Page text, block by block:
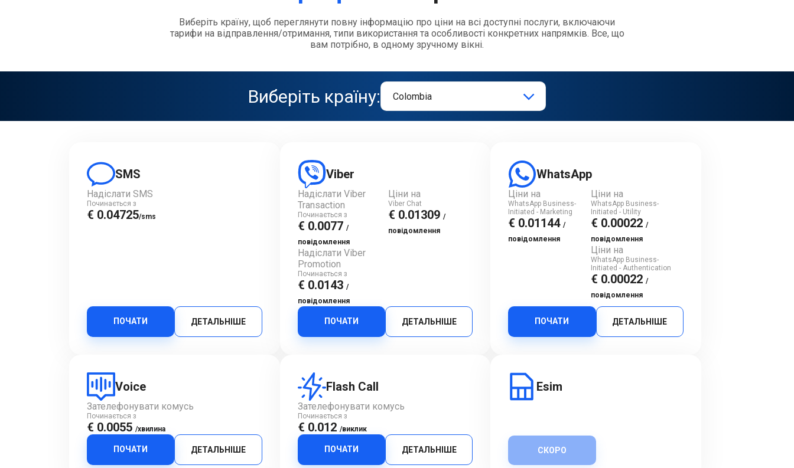
Виберіть країну, щоб переглянути повну інформацію про ціни на всі доступні послуги, включаючи
тарифи на відправлення/отримання, типи використання та особливості конкретних напрямків. Все, що
вам потрібно, в одному зручному вікні.
Виберіть країну:
SMS
Надіслати SMS
Починається з
€ 0.04725/sms
ПОЧАТИ ДЕТАЛЬНІШЕ
Viber
Надіслати Viber
Transaction
Починається з
€ 0.0077 /
повідомлення
Надіслати Viber
Promotion
Починається з
€ 0.0143 /
повідомлення
Ціни на
Viber Chat
€ 0.01309/
повідомлення
ПОЧАТИ ДЕТАЛЬНІШЕ
WhatsApp
Ціни на
WhatsApp Business-
Initiated - Marketing
€ 0.01144/
повідомлення
Ціни на
WhatsApp Business-
Initiated - Utility
€ 0.00022/
повідомлення
Ціни на
WhatsApp Business-
Initiated - Authentication
€ 0.00022/
повідомлення
ПОЧАТИ ДЕТАЛЬНІШЕ
Voice
Зателефонувати комусь
Починається з
€ 0.0055 /хвилина
ПОЧАТИ ДЕТАЛЬНІШЕ
Flash Call
Зателефонувати комусь
Починається з
€ 0.012 /виклик
ПОЧАТИ ДЕТАЛЬНІШЕ
Esim
СКОРО